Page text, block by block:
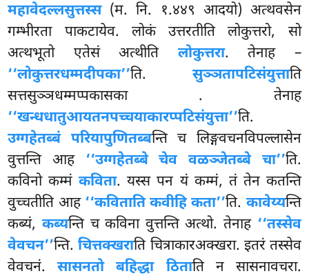
महावेदल्लसुत्तस्स(म. नि. १.४४९ आदयो) अत्थवसेन
गम्भीरता पाकटायेव. लोकं उत्तरतीति लोकुत्तरो, सो
अत्थभूतो एतेसं अत्थीति लोकुत्तरा. तेनाह –
‘‘लोकुत्तरधम्मदीपका’’ति. सुञ्ञतापटिसंयुत्ताति
सत्तसुञ्ञधम्मप्पकासका . तेनाह
‘‘खन्धधातुआयतनपच्चयाकारप्पटिसंयुत्ता’’ति.
उग्गहेतब्बं परियापुणितब्बन्ति च लिङ्गवचनविपल्लासेन
वुत्तन्ति आह ‘‘उग्गहेतब्बे चेव वळञ्जेतब्बे चा’’ति.
कविनो कम्मंकविता. यस्स पन यं कम्मं, तं तेन कतन्ति
वुच्चतीति आह ‘‘कविताति कवीहि कता’’ति. कावेय्यन्ति
कब्यं, कब्यन्ति च कविना वुत्तन्ति अत्थो. तेनाह ‘‘तस्सेव
वेवचन’’न्ति.चित्तक्खराति चित्राकारअक्खरा. इतरं तस्सेव
वेवचनं.सासनतो बहिद्धा ठिताति न सासनावचरा.